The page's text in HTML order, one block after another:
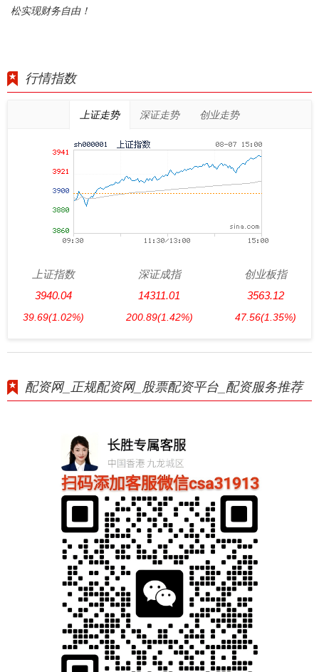
松实现财务自由！
行情指数
上证走势 深证走势 创业走势
上证指数
3940.04
39.69(1.02%)
深证成指
14311.01
200.89(1.42%)
创业板指
3563.12
47.56(1.35%)
配资网_正规配资网_股票配资平台_配资服务推荐